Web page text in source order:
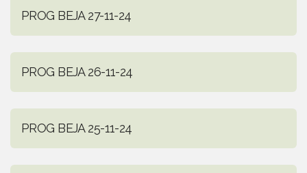
PROG BEJA 27-11-24
PROG BEJA 26-11-24
PROG BEJA 25-11-24